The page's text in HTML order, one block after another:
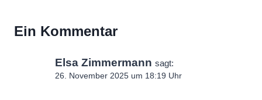
z
e
Ein Kommentar
Elsa Zimmermann sagt:
26. November 2025 um 18:19 Uhr